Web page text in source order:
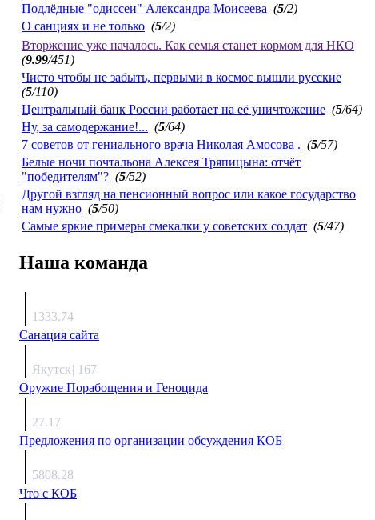
Подлёдные "одиссеи" Александра Моисеева (5/2)
О санциях и не только (5/2)
Вторжение уже началось. Как семья станет кормом для НКО
(9.99/451)
Чисто чтобы не забыть, первыми в космос вышли русские
(5/110)
Центральный банк России работает на её уничтожение (5/64)
Ну, за самодержание!... (5/64)
7 советов от гениального врача Николая Амосова . (5/57)
Белые ночи почтальона Алексея Тряпицына: отчёт
"победителям"? (5/52)
Другой взгляд на пенсионный вопрос или какое государство
нам нужно (5/50)
Самые яркие примеры смекалки у советских солдат (5/47)
Наша команда
1333.74
Санация сайта
Якутск| 167
Оружие Порабощения и Геноцида
27.17
Предложения по организации обсуждения КОБ
5808.28
Что с КОБ